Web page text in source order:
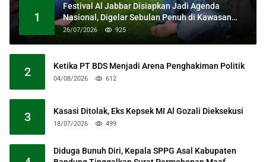
1
Festival Al Jabbar Disiapkan Jadi Agenda
Nasional, Digelar Sebulan Penuh di Kawasan
Masjid Raya Al Jabbar
26/07/2026 925
2 Ketika PT BDS Menjadi Arena Penghakiman Politik
04/08/2026 612
3 Kasasi Ditolak, Eks Kepsek MI Al Gozali Dieksekusi
18/07/2026 499
Diduga Bunuh Diri, Kepala SPPG Asal Kabupaten